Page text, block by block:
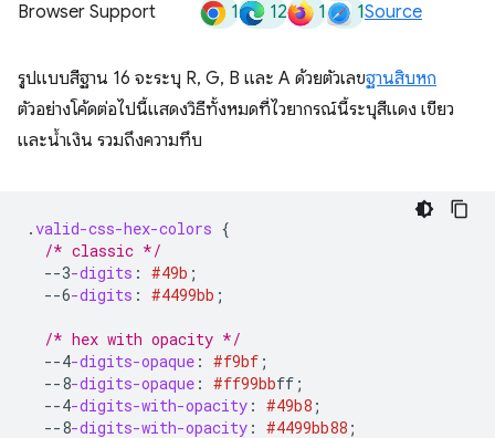
Browser Support 1 12 1 1Source
รูปแบบสีฐาน 16 จะระบุ R, G, B และ A ด้วยตัวเลขฐานสิบหก
ตัวอย่างโค้ดต่อไปนี้แสดงวิธีทั้งหมดที่ไวยากรณ์นี้ระบุสีแดง เขียว
และน้ำเงิน รวมถึงความทึบ
.valid-css-hex-colors {
/* classic */
--3-digits : #49b ;
--6-digits : #4499bb ;
/* hex with opacity */
--4-digits-opaque : #f9bf ;
--8-digits-opaque : #ff99bbff ;
--4-digits-with-opacity : #49b8 ;
--8-digits-with-opacity : #4499bb88 ;